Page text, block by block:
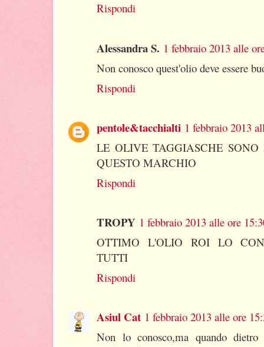
Rispondi
Alessandra S. 1 febbraio 2013 alle
Non conosco quest'olio deve essere
Rispondi
pentole&tacchialti 1 febbraio 2013
LE OLIVE TAGGIASCHE SONO
QUESTO MARCHIO
Rispondi
TROPY 1 febbraio 2013 alle ore
OTTIMO L'OLIO ROI LO
TUTTI
Rispondi
Asiul Cat 1 febbraio 2013 alle ore
Non lo conosco,ma quando